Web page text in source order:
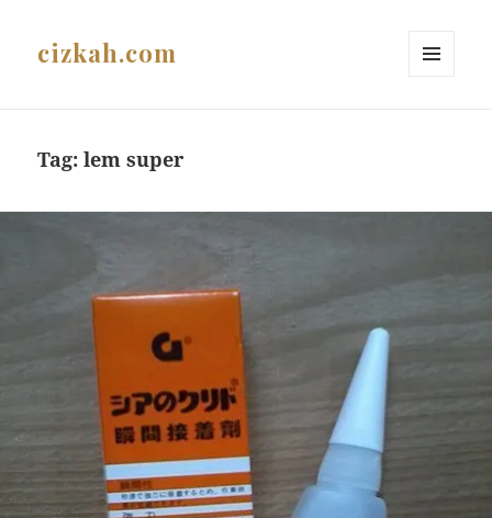
cizkah.com
Tag:lem super